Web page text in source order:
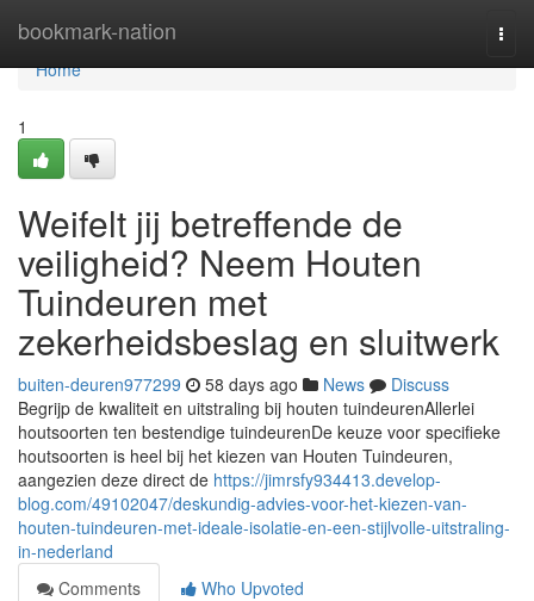
bookmark-nation
Home
Home
1
Weifelt jij betreffende de
veiligheid? Neem Houten
Tuindeuren met
zekerheidsbeslag en sluitwerk
buiten-deuren977299 58 days ago News
Discuss
Begrijp de kwaliteit en uitstraling bij houten tuindeurenAllerlei
houtsoorten ten bestendige tuindeurenDe keuze voor specifieke
houtsoorten is heel bij het kiezen van Houten Tuindeuren,
aangezien deze direct de https://jimrsfy934413.develop-
blog.com/49102047/deskundig-advies-voor-het-kiezen-van-
houten-tuindeuren-met-ideale-isolatie-en-een-stijlvolle-uitstraling-
in-nederland
Comments
Who Upvoted